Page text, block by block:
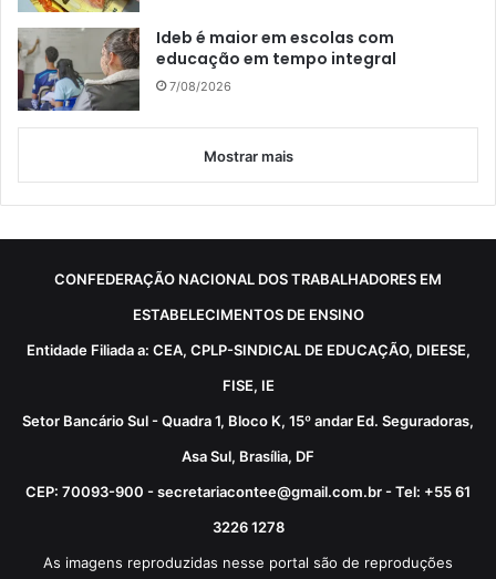
Ideb é maior em escolas com
educação em tempo integral
7/08/2026
Mostrar mais
CONFEDERAÇÃO NACIONAL DOS TRABALHADORES EM
ESTABELECIMENTOS DE ENSINO
Entidade Filiada a: CEA, CPLP-SINDICAL DE EDUCAÇÃO, DIEESE,
FISE, IE
Setor Bancário Sul - Quadra 1, Bloco K, 15º andar Ed. Seguradoras,
Asa Sul, Brasília, DF
CEP: 70093-900 - secretariacontee@gmail.com.br - Tel: +55 61
3226 1278
As imagens reproduzidas nesse portal são de reproduções